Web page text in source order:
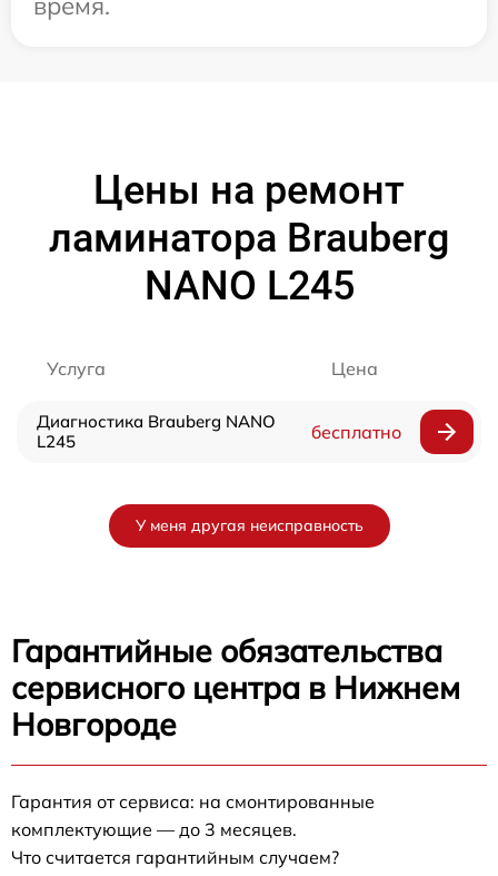
Цены на ремонт
ламинатора Brauberg
NANO L245
Услуга Цена
Диагностика Brauberg NANO
L245
бесплатно
У меня другая неисправность
Гарантийные обязательства
сервисного центра в Нижнем
Новгороде
Гарантия от сервиса: на смонтированные
комплектующие — до 3 месяцев.
Что считается гарантийным случаем?